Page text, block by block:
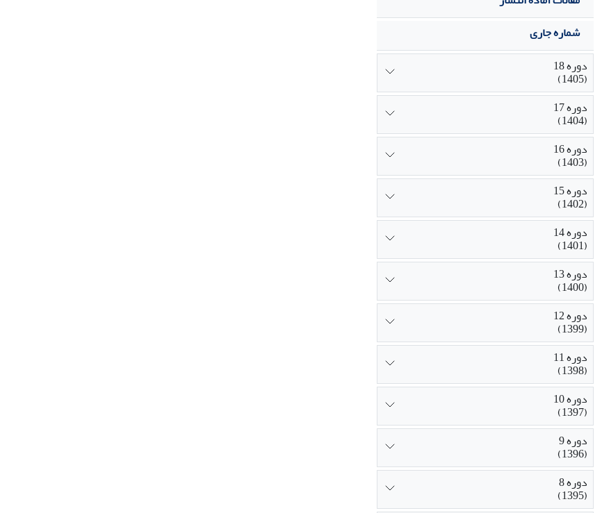
شماره جاری
دوره 18
(1405)
دوره 17
(1404)
دوره 16
(1403)
دوره 15
(1402)
دوره 14
(1401)
دوره 13
(1400)
دوره 12
(1399)
دوره 11
(1398)
دوره 10
(1397)
دوره 9
(1396)
دوره 8
(1395)